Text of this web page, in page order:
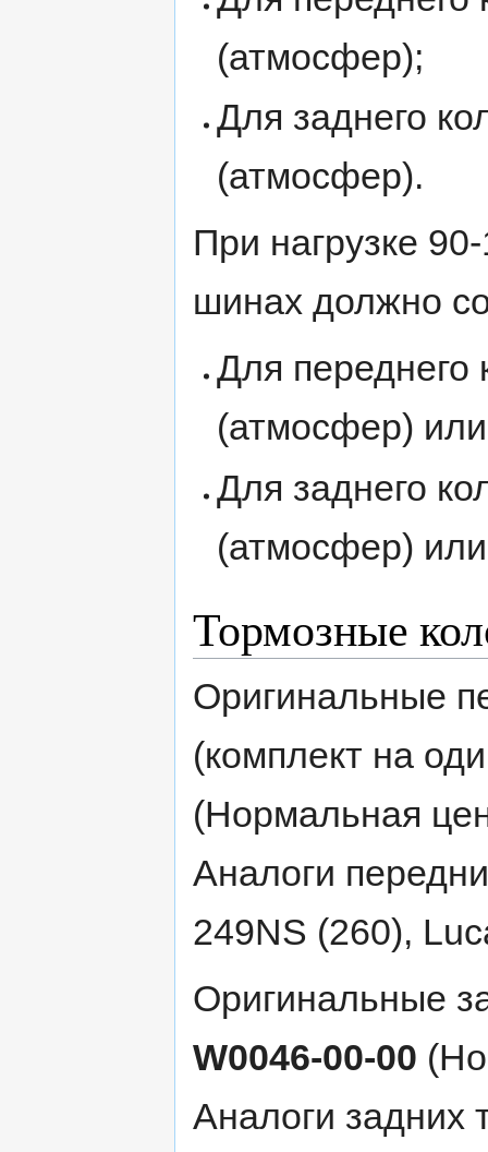
(атмосфер);
Для заднего
(атмосфер).
При нагрузке
шинах должно
Для переднего
(атмосфер)
Для заднего
(атмосфер)
Тормозные
Оригинальные
(комплект на
(Нормальная
Аналоги
249NS (260),
Оригинальные
W0046-00-00
Аналоги задних